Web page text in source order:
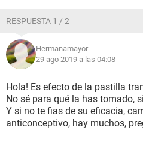
RESPUESTA 1 / 2
Hermanamayor
29 ago 2019 a las 04:08
Hola! Es efecto de la pastilla
No sé para qué la has tomado,
Y si no te fias de su eficacia,
anticonceptivo, hay muchos,